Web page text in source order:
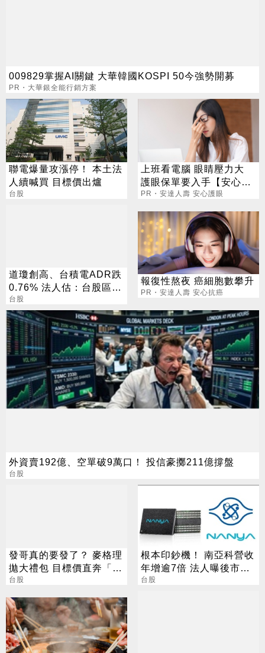
009829掌握AI關鍵 大華韓國KOSPI 50今強勢開募
PR・大華銀全能行銷方案
聯電爆量攻漲停！ 本土法
人續喊買 目標價出爐
台股
上班看電腦 眼睛壓力大
護眼保單要入手【安心護
眼定期眼睛險】
PR・安達人壽 安心護眼
道瓊創高、台積電ADR跌
0.76% 法人估：台股區間
震盪
台股
報復性熬夜 癌細胞數攀升
PR・安達人壽 安心抗癌
外資賣192億、空單破9萬口！ 投信豪擲211億撐盤
台股
發哥真的要發了？ 麥格理
拋大禮包 目標價直奔「1
萬塊」
台股
根本印鈔機！ 南亞科營收
年增逾7倍 法人曝後市觀
察4指標
台股